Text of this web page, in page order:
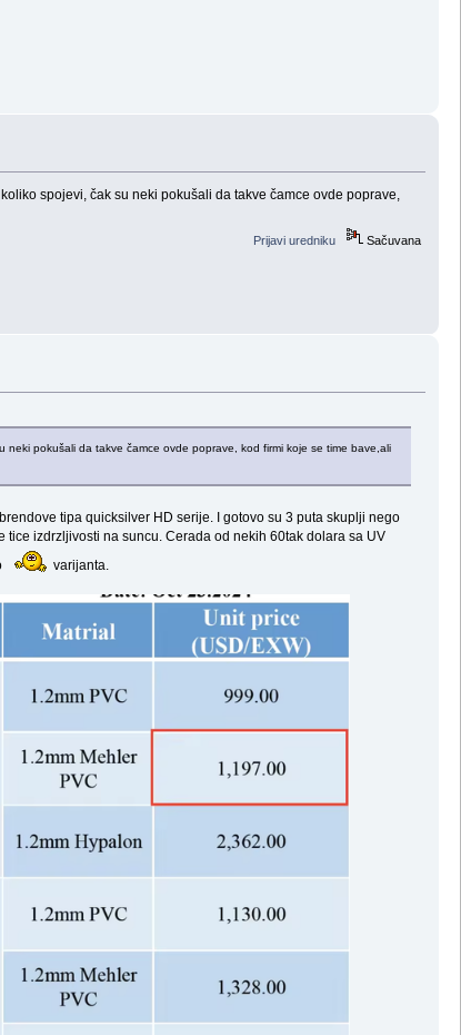
spojevi, čak su neki pokušali da takve čamce ovde poprave,
Prijavi uredniku Sačuvana
pokušali da takve čamce ovde poprave, kod firmi koje se time bave,ali
tipa quicksilver HD serije. I gotovo su 3 puta skuplji nego
izdrzljivosti na suncu. Cerada od nekih 60tak dolara sa UV
varijanta.